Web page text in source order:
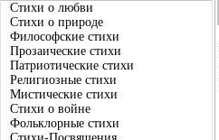
Стихи о любви
Стихи о природе
Философские стихи
Прозаические стихи
Патриотические стихи
Религиозные стихи
Мистические стихи
Стихи о войне
Фольклорные стихи